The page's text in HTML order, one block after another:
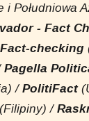
i Południowa
- Fact
checking
Pagella
/PolitiFact
(Filipiny) /